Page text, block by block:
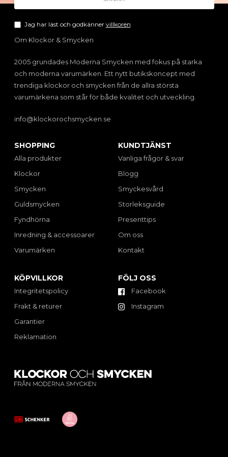
Jag har läst och godkänner villkoren
Om Klockor & Smycken
2005 grundades Moderna Smycken med fokus på starka
och moderna varumärken. Ett nytt butikskoncept med
trendiga klockor och smycken från de allra största
varumärkena som står för både kvalitet och utveckling.
info@klockorochsmycken.se
SHOPPING
Alla produkter
Klockor
Smycken
Guldsmycken
Fyndhörna
Inredning & accessoarer
Varumärken
KUNDTJÄNST
Vanliga frågor & svar
Blogg
Smyckesvård
Storleksguide
Presenttips
Om oss
Kontakt
KÖPVILLKOR
Integritetspolicy
Frakt & returer
Garantier
Reklamation
FÖLJ OSS
Facebook
Instagram